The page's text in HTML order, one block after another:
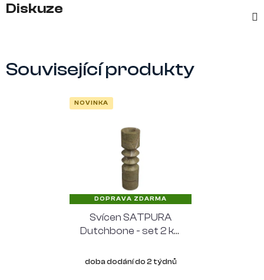
Diskuze
Související produkty
NOVINKA
DOPRAVA ZDARMA
Svícen SATPURA
Dutchbone - set 2 ks,
doba dodání do 2 týdnů